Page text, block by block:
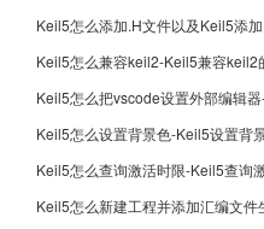
Keil5怎么添加.H文件以及Keil5添
Keil5怎么兼容keil2-Keil5兼容keil2
Keil5怎么设置背景色-Keil5设置背
Keil5怎么查询激活时限-Keil5查询